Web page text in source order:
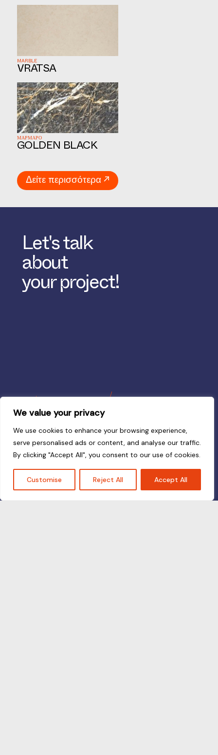
We value your privacy
We use cookies to enhance your browsing experience,
serve personalised ads or content, and analyse our traffic.
By clicking "Accept All", you consent to our use of cookies.
Customise Reject All Accept All
VRATSA
MARBLE
GOLDEN BLACK
ΜΑΡΜΑΡΟ
Δείτε περισσότερα ↗
Let's talk
about
your project!